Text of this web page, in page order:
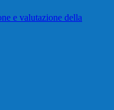
e valutazione della